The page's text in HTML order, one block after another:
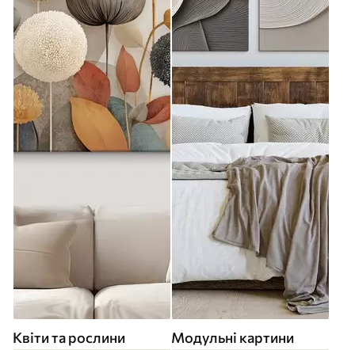
Квіти та рослини Модульні картини